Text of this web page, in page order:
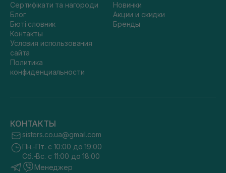
Сертифікати та нагороди
Блог
Бюті словник
Контакты
Условия использования
сайта
Политика
конфиденциальности
Новинки
Акции и скидки
Бренды
КОНТАКТЫ
sisters.co.ua@gmail.com
Пн.-Пт. с 10:00 до 19:00
Сб.-Вс. с 11:00 до 18:00
Менеджер